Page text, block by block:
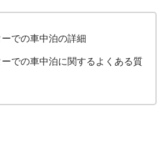
での車中泊の詳細
での車中泊に関するよくある質